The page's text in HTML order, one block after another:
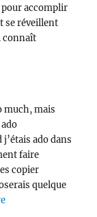
pour accomplir
se réveillent
connaît
Lies, and Spies
much, mais
ado dans
faire
copier
quelque
de « Wang Chu Ran